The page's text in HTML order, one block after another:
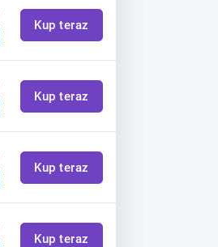
Kup teraz
Kup teraz
Kup teraz
Kup teraz